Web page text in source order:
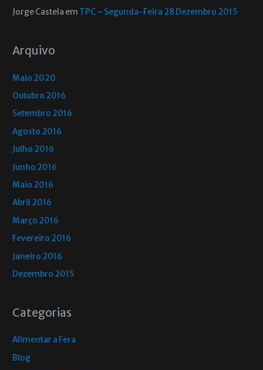
Jorge Castela em TPC – Segunda-Feira 28 Dezembro 2015
Arquivo
Maio 2020
Outubro 2016
Setembro 2016
Agosto 2016
Julho 2016
Junho 2016
Maio 2016
Abril 2016
Março 2016
Fevereiro 2016
Janeiro 2016
Dezembro 2015
Categorias
Alimentar a Fera
Blog